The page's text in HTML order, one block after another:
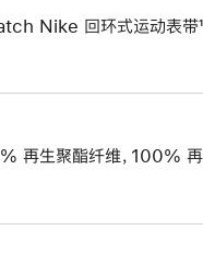
Nike 回环式运动表带¹
再生聚酯纤维，100%